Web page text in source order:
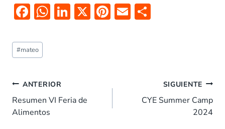
F
e
b
o
o
k
W
A
p
p
Li
n
X Pi E
ar
tir
#mateo
ANTERIOR
Resumen VI Feria de
Alimentos
SIGUIENTE
CYE Summer Camp
2024